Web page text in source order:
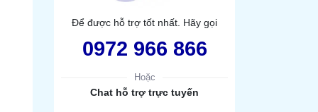
Để được hỗ trợ tốt nhất. Hãy gọi
0972 966 866
Hoặc
Chat hỗ trợ trực tuyến